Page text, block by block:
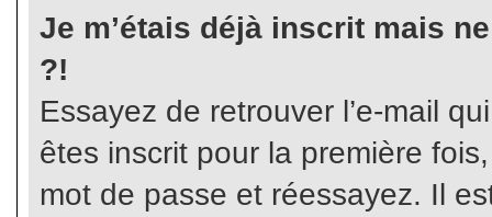
Je m’étais déjà inscrit mais
?!
Essayez de retrouver l’e-mail
êtes inscrit pour la première
mot de passe et réessayez. Il